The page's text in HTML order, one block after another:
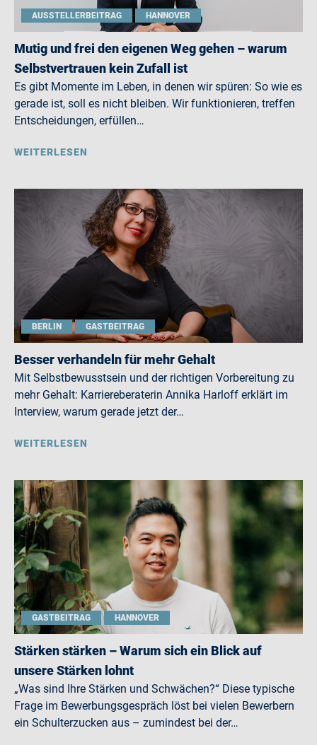
AUSSTELLERBEITRAG HANNOVER
Mutig und frei den eigenen Weg gehen – warum
Selbstvertrauen kein Zufall ist
Es gibt Momente im Leben, in denen wir spüren: So wie es
gerade ist, soll es nicht bleiben. Wir funktionieren, treffen
Entscheidungen, erfüllen…
WEITERLESEN
BERLIN GASTBEITRAG
Besser verhandeln für mehr Gehalt
Mit Selbstbewusstsein und der richtigen Vorbereitung zu
mehr Gehalt: Karriereberaterin Annika Harloff erklärt im
Interview, warum gerade jetzt der…
WEITERLESEN
GASTBEITRAG HANNOVER
Stärken stärken – Warum sich ein Blick auf
unsere Stärken lohnt
„Was sind Ihre Stärken und Schwächen?“ Diese typische
Frage im Bewerbungsgespräch löst bei vielen Bewerbern
ein Schulterzucken aus – zumindest bei der…